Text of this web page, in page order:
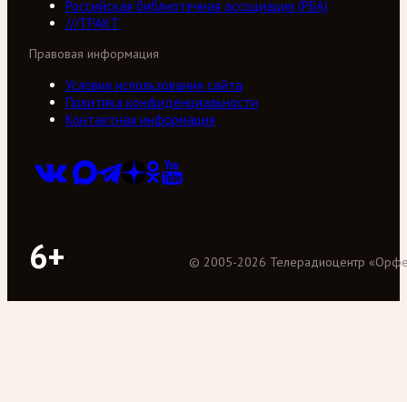
Российская библиотечная ассоциация (РБА)
///ТРАКТ
Правовая информация
Условия использования сайта
Политика конфиденциальности
Контактная информация
6+ © 2005-2026 Телерадиоцентр